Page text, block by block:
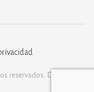
reservados. Desarrolla: